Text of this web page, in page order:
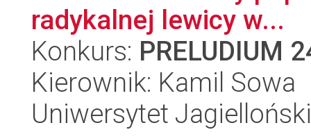
radykalnej lewicy w...
Konkurs: PRELUDIUM
Kierownik: Kamil Sowa
Uniwersytet Jagielloński